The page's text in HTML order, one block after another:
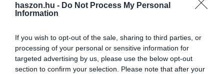
haszon.hu - Do Not Process My Personal
Information
If you wish to opt-out of the sale, sharing to third parties, or
processing of your personal or sensitive information for
targeted advertising by us, please use the below opt-out
section to confirm your selection. Please note that after your